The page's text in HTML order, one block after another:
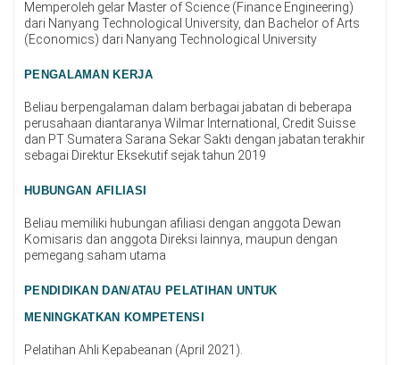
Memperoleh gelar Master of Science (Finance Engineering)
dari Nanyang Technological University, dan Bachelor of Arts
(Economics) dari Nanyang Technological University
PENGALAMAN KERJA
Beliau berpengalaman dalam berbagai jabatan di beberapa
perusahaan diantaranya Wilmar International, Credit Suisse
dan PT Sumatera Sarana Sekar Sakti dengan jabatan terakhir
sebagai Direktur Eksekutif sejak tahun 2019
HUBUNGAN AFILIASI
Beliau memiliki hubungan afiliasi dengan anggota Dewan
Komisaris dan anggota Direksi lainnya, maupun dengan
pemegang saham utama
PENDIDIKAN DAN/ATAU PELATIHAN UNTUK
MENINGKATKAN KOMPETENSI
Pelatihan Ahli Kepabeanan (April 2021).